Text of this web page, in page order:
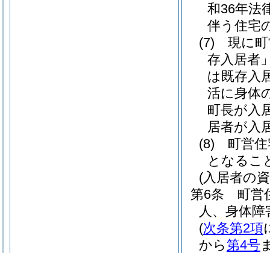
和36年法
伴う住宅
(7)
現に
存入居者
は既存入
活に身体
町長が入
居者が入
(8)
町営
となるこ
(入居者の
第6条
町営
人、身体
(次条第2項
から第4号